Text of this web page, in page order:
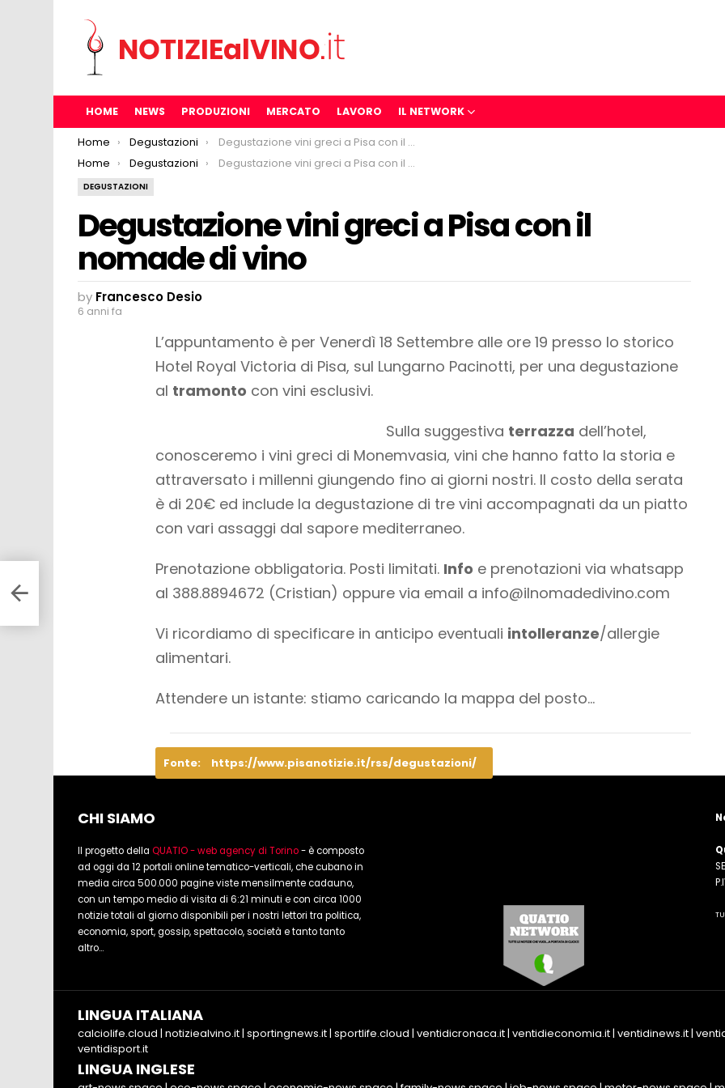
HOME NEWS PRODUZIONI MERCATO LAVORO IL NETWORK
You are here:
Home Degustazioni
Degustazione vini greci a Pisa con il nomade di vino
You are here:
Home Degustazioni Degustazione vini greci a Pisa con il nomade di vino
DEGUSTAZIONI
Degustazione vini greci a Pisa con il
nomade di vino
by Francesco Desio
6 anni fa
L’appuntamento è per Venerdì 18 Settembre alle ore 19 presso lo storico
Hotel Royal Victoria di Pisa, sul Lungarno Pacinotti, per una degustazione
al tramonto con vini esclusivi.
Sulla suggestiva terrazza dell’hotel,
conosceremo i vini greci di Monemvasia, vini che hanno fatto la storia e
attraversato i millenni giungendo fino ai giorni nostri. Il costo della serata
è di 20€ ed include la degustazione di tre vini accompagnati da un piatto
con vari assaggi dal sapore mediterraneo.
Prenotazione obbligatoria. Posti limitati. Info e prenotazioni via whatsapp
al 388.8894672 (Cristian) oppure via email a info@ilnomadedivino.com
Vi ricordiamo di specificare in anticipo eventuali intolleranze/allergie
alimentari.
Attendere un istante: stiamo caricando la mappa del posto…
Fonte: https://www.pisanotizie.it/rss/degustazioni/
di
CHI SIAMO
Il progetto della QUATIO - web agency di Torino- è composto
ad oggi da 12 portali online tematico-verticali, che cubano in
media circa 500.000 pagine viste mensilmente cadauno,
con un tempo medio di visita di 6:21 minuti e con circa 1000
notizie totali al giorno disponibili per i nostri lettori tra politica,
economia, sport, gossip, spettacolo, società e tanto tanto
altro...
LINGUA ITALIANA
calciolife.cloud | notiziealvino.it| sportingnews.it| sportlife.cloud | ventidicronaca.it| ventidieconomia.it| ventidinews.it|
ventidisport.it
LINGUA INGLESE